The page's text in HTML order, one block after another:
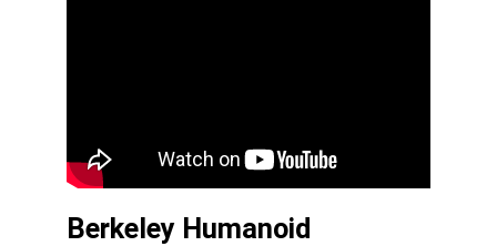
Berkeley Humanoid